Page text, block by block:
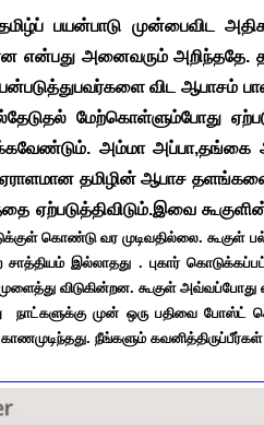
பயன்பாடு முன்பைவிட
அனைவரும் அறிந்ததே.
விட ஆபாசம்
மேற்கொள்ளும்போது
அம்மா அப்பா,தங்கை
தமிழின் ஆபாச தளங்களை
ஏற்படுத்திவிடும்.இவை
கொண்டு வர முடிவதில்லை.
சாத்தியம் இல்லாதது . புகார்
விடுகின்றன. கூகுள்
முன் ஒரு பதிவை போஸ்ட்
நீங்களும் கவனித்திருப்பீர்கள்